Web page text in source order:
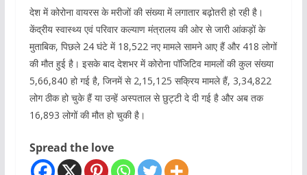
देश में कोरोना वायरस के मरीजों की संख्या में लगातार बढ़ोतरी हो रही है।
केंद्रीय स्वास्थ्य एवं परिवार कल्याण मंत्रालय की ओर से जारी आंकड़ों के
मुताबिक, पिछले 24 घंटे में 18,522 नए मामले सामने आए हैं और 418 लोगों
की मौत हुई है। इसके बाद देशभर में कोरोना पॉजिटिव मामलों की कुल संख्या
5,66,840 हो गई है, जिनमें से 2,15,125 सक्रिय मामले हैं, 3,34,822
लोग ठीक हो चुके हैं या उन्हें अस्पताल से छुट्टी दे दी गई है और अब तक
16,893 लोगों की मौत हो चुकी है।
Spread the love